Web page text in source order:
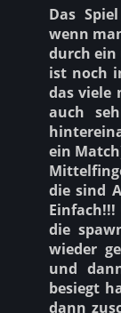
Das
wenn
durch ein
ist noch
das viele
auch
ein
die sind
die
wieder
und
besiegt
dann